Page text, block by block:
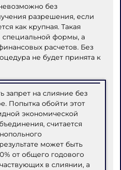
без
разрешения, если
как крупная. Такая
специальной формы, а
расчетов. Без
не будет принята к
запрет на слияние без
Попытка обойти этот
экономической
считается
может быть
от общего годового
в слиянии, а